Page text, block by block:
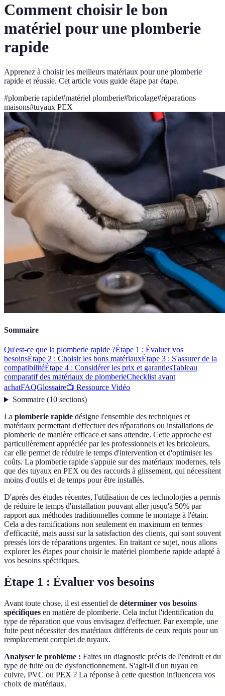
Comment choisir le bon
matériel pour une plomberie
rapide
Apprenez à choisir les meilleurs matériaux pour une plomberie
rapide et réussie. Cet article vous guide étape par étape.
#plomberie rapide#matériel plomberie#bricolage#réparations
maisons#tuyaux PEX
Sommaire
Qu'est-ce que la plomberie rapide ?Étape 1 : Évaluer vos
besoinsÉtape 2 : Choisir les bons matériauxÉtape 3 : S'assurer de la
compatibilitéÉtape 4 : Considérer les prix et garantiesTableau
comparatif des matériaux de plomberieChecklist avant
achatFAQGlossaire📺 Ressource Vidéo
Sommaire(10 sections)
La plomberie rapide désigne l'ensemble des techniques et
matériaux permettant d'effectuer des réparations ou installations de
plomberie de manière efficace et sans attendre. Cette approche est
particulièrement appréciée par les professionnels et les bricoleurs,
car elle permet de réduire le temps d'intervention et d'optimiser les
coûts. La plomberie rapide s'appuie sur des matériaux modernes, tels
que des tuyaux en PEX ou des raccords à glissement, qui nécessitent
moins d'outils et de temps pour être installés.
D'après des études récentes, l'utilisation de ces technologies a permis
de réduire le temps d'installation pouvant aller jusqu'à 50% par
rapport aux méthodes traditionnelles comme le montage à l'étain.
Cela a des ramifications non seulement en maximum en termes
d'efficacité, mais aussi sur la satisfaction des clients, qui sont souvent
pressés lors de réparations urgentes. En traitant ce sujet, nous allons
explorer les étapes pour choisir le matériel plomberie rapide adapté à
vos besoins spécifiques.
Étape 1 : Évaluer vos besoins
Avant toute chose, il est essentiel de déterminer vos besoins
spécifiques en matière de plomberie. Cela inclut l'identification du
type de réparation que vous envisagez d'effectuer. Par exemple, une
fuite peut nécessiter des matériaux différents de ceux requis pour un
remplacement complet de tuyaux.
Analyser le problème : Faites un diagnostic précis de l'endroit et du
type de fuite ou de dysfonctionnement. S'agit-il d'un tuyau en
cuivre, PVC ou PEX ? La réponse à cette question influencera vos
choix de matériaux.